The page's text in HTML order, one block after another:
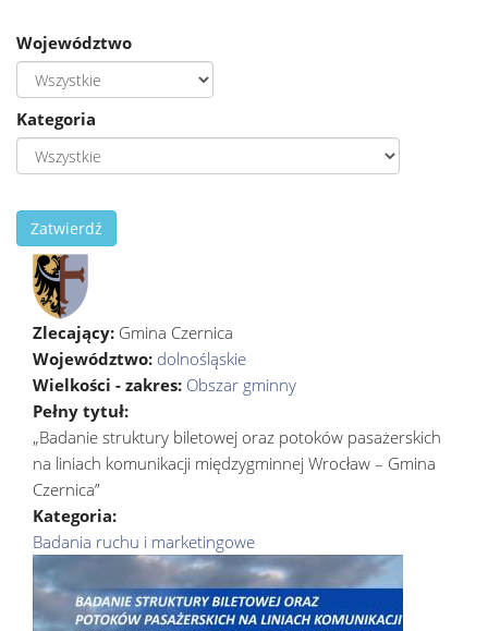
Województwo
Kategoria
Zatwierdź
Zlecający: Gmina Czernica
Województwo: dolnośląskie
Wielkości - zakres: Obszar gminny
Pełny tytuł:
„Badanie struktury biletowej oraz potoków pasażerskich
na liniach komunikacji międzygminnej Wrocław – Gmina
Czernica”
Kategoria:
Badania ruchu i marketingowe